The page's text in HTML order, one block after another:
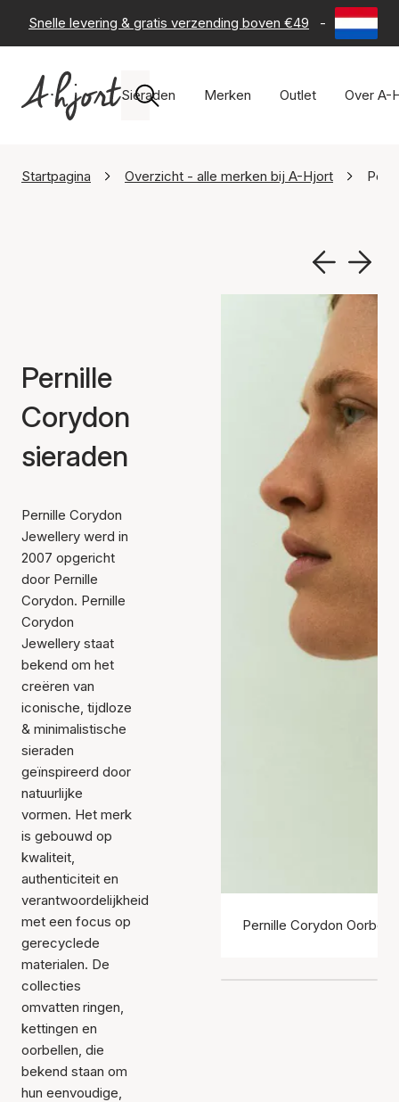
Snelle levering & gratis verzending boven €49 - 60 dagen
Sieraden Merken Outlet Over A-
Startpagina Overzicht - alle merken bij A-Hjort
Pernille
Corydon
sieraden
Pernille Corydon
Jewellery werd in
2007 opgericht
door Pernille
Corydon. Pernille
Corydon
Jewellery staat
bekend om het
creëren van
iconische, tijdloze
& minimalistische
sieraden
geïnspireerd door
natuurlijke
vormen. Het merk
is gebouwd op
kwaliteit,
authenticiteit en
verantwoordelijkheid
met een focus op
gerecyclede
materialen. De
collecties
omvatten ringen,
kettingen en
oorbellen, die
bekend staan om
hun eenvoudige,
Pernille Corydon